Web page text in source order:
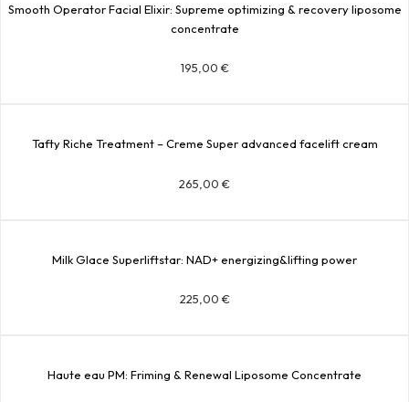
Smooth Operator Facial Elixir: Supreme optimizing & recovery liposome
concentrate
195,00 €
Tafty Riche Treatment – Creme Super advanced facelift cream
265,00 €
Milk Glace Superliftstar: NAD+ energizing&lifting power
225,00 €
Haute eau PM: Friming & Renewal Liposome Concentrate